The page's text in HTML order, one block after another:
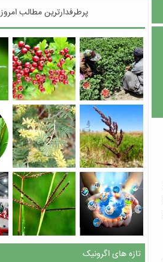
پرطرفدارترین مطالب امروز
تازه های اگرونیک